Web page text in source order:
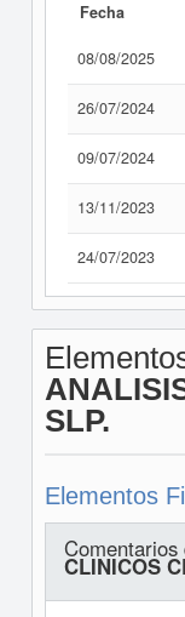
Fecha
08/08/2025
26/07/2024
09/07/2024
13/11/2023
24/07/2023
SLP.
Elementos
CLINICOS